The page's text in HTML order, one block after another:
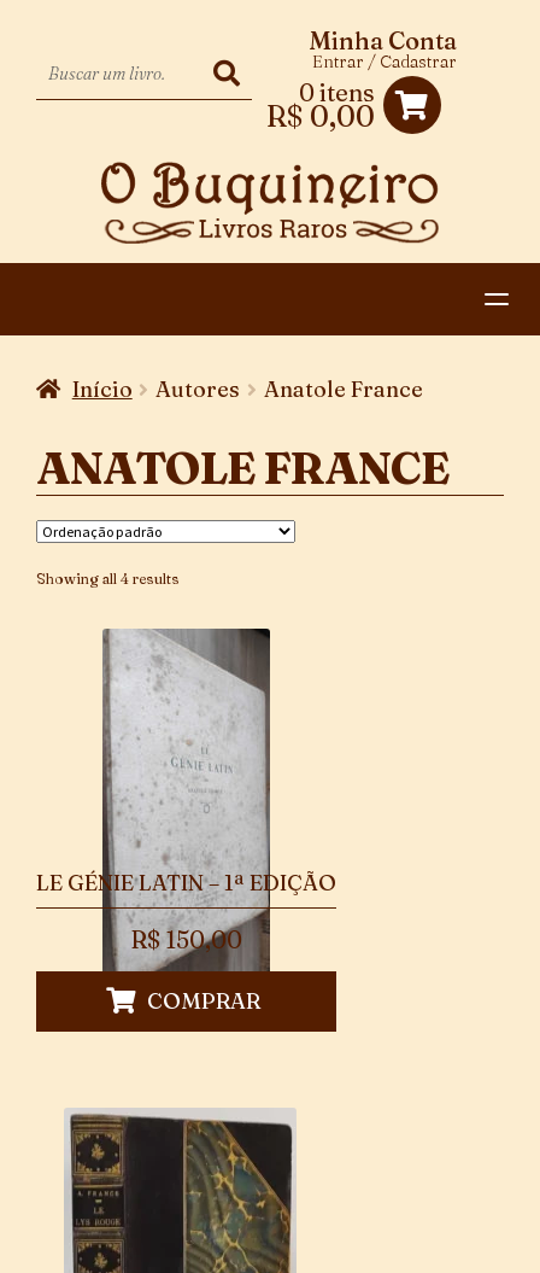
0 itens
R$ 0,00
Minha Conta
Entrar / Cadastrar
DESCENDENTE
PAGAMENTO E ENTREGA
Início Autores Anatole France
ANATOLE FRANCE
Showing all 4 results
LE GÉNIE LATIN – 1ª EDIÇÃO
R$ 150,00
COMPRAR